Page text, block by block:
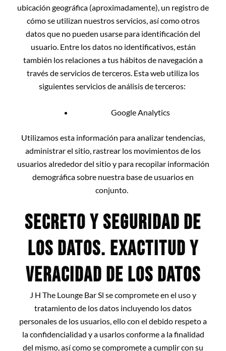
ubicación geográfica (aproximadamente), un registro de
cómo se utilizan nuestros servicios, así como otros
datos que no pueden usarse para identificación del
usuario. Entre los datos no identificativos, están
también los relaciones a tus hábitos de navegación a
través de servicios de terceros. Esta web utiliza los
siguientes servicios de análisis de terceros:
Google Analytics
Utilizamos esta información para analizar tendencias,
administrar el sitio, rastrear los movimientos de los
usuarios alrededor del sitio y para recopilar información
demográfica sobre nuestra base de usuarios en
conjunto.
SECRETO Y SEGURIDAD DE
LOS DATOS. EXACTITUD Y
VERACIDAD DE LOS DATOS
J H The Lounge Bar Sl se compromete en el uso y
tratamiento de los datos incluyendo los datos
personales de los usuarios, ello con el debido respeto a
la confidencialidad y a usarlos conforme a la finalidad
del mismo, así como se compromete a cumplir con su